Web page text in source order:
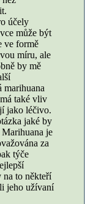
účely
může být
ve formě
míru, ale
by mě
marihuana
také vliv
jako léčivo.
jaké by
je
za
týče
to někteří
jeho užívaní